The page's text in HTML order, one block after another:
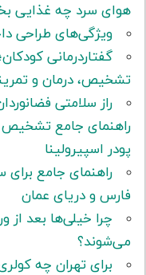
هوای سرد چه غذایی
ویژگی‌های طراحی
گفتاردرمانی
تشخیص، درمان و
راز سلامتی
راهنمای جامع تشخیص
پودر اسپیرولینا
راهنمای جامع برای
فارس و دریای عمان
چرا خیلی‌ها بعد از
می‌شوند؟
برای تهران چه